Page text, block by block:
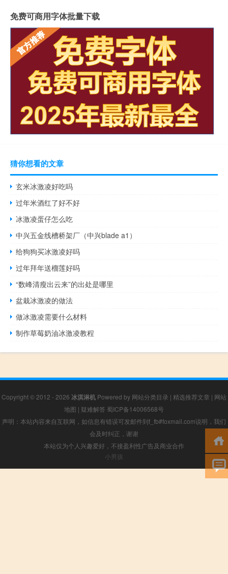
免费可商用字体批量下载
猜你想看的文章
玄米冰激凌好吃吗
过年米酒红了好不好
冰激凌蛋仔怎么吃
中兴五金线槽桥架厂（中兴blade a1）
给狗狗买冰激凌好吗
过年拜年送榴莲好吗
“数峰清瘦出云来”的出处是哪里
盆栽冰激凌的做法
做冰激凌需要什么材料
制作草莓奶油冰激凌教程
Copyright © 2012 - 2026 冰淇淋机 Powered by 网站分类目录 | 精选推荐文章 | 网站
地图 | 疑难解答 蜀ICP备14006568号
声明：本站内容来自互联网，如信息有错误可发邮件到f_fb#foxmail.com说明，我们
会及时纠正，谢谢
本站仅为个人兴趣爱好，不接盈利性广告及商业合作
小男孩